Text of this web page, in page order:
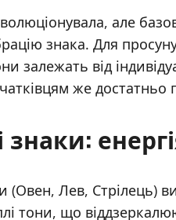
але
знака. Для
залежать від
же достатньо
знаки:
(Овен, Лев, Стрілець)
тони, що